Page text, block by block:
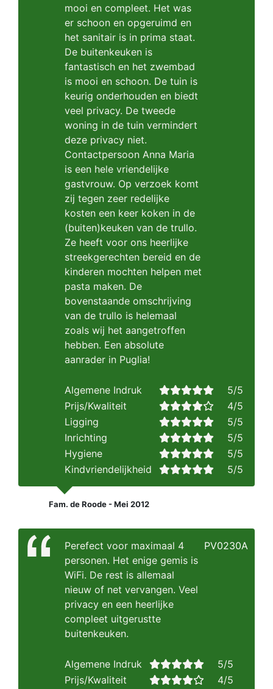
mooi en compleet. Het was
er schoon en opgeruimd en
het sanitair is in prima staat.
De buitenkeuken is
fantastisch en het zwembad
is mooi en schoon. De tuin is
keurig onderhouden en biedt
veel privacy. De tweede
woning in de tuin vermindert
deze privacy niet.
Contactpersoon Anna Maria
is een hele vriendelijke
gastvrouw. Op verzoek komt
zij tegen zeer redelijke
kosten een keer koken in de
(buiten)keuken van de trullo.
Ze heeft voor ons heerlijke
streekgerechten bereid en de
kinderen mochten helpen met
pasta maken. De
bovenstaande omschrijving
van de trullo is helemaal
zoals wij het aangetroffen
hebben. Een absolute
aanrader in Puglia!
Algemene Indruk
5/5
Prijs/Kwaliteit
4/5
Ligging
5/5
Inrichting
5/5
Hygiene
5/5
Kindvriendelijkheid
5/5
Fam. de Roode - Mei 2012
Perefect voor maximaal 4
personen. Het enige gemis is
WiFi. De rest is allemaal
nieuw of net vervangen. Veel
privacy en een heerlijke
compleet uitgerustte
buitenkeuken.
PV0230A
Algemene Indruk
5/5
Prijs/Kwaliteit
4/5